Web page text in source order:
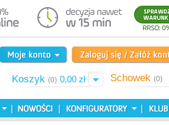
Koszyk (0) 0,00 zł Schowek (0)